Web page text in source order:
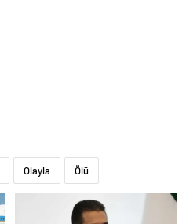
Olayla Ölü